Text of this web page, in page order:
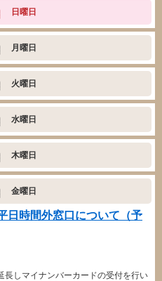
日曜日
月曜日
火曜日
水曜日
木曜日
金曜日
日時間外窓口について（予
長しマイナンバーカードの受付を行い